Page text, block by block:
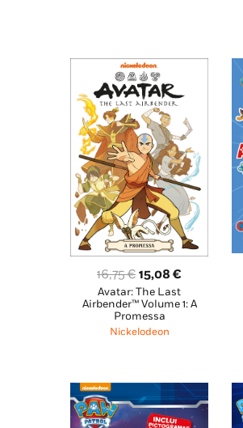
16,75€ O
preço
original
era:
15,08 €
atual
Avatar: The Last
Airbender™ Volume 1: A
Promessa
Nickelodeon